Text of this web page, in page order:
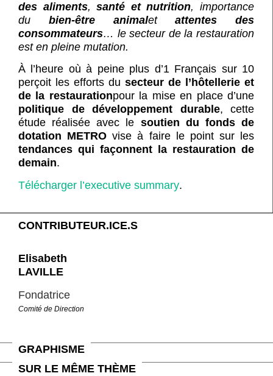
des aliments,santé et nutrition, importance
du bien-être animaletattentes des
consommateurs… le secteur de la restauration
est en pleine mutation.
À l’heure où à peine plus d’1 Français sur 10
perçoit les efforts du secteur de l’hôtellerie et
de la restaurationpour la mise en place d’une
politique de développement durable, cette
étude réalisée avec le soutien du fonds de
dotation METRO vise à faire le point sur les
tendances qui façonnent la restauration de
demain.
Télécharger l’executive summary.
CONTRIBUTEUR.ICE.S
Elisabeth
LAVILLE
Fondatrice
Comité de Direction
GRAPHISME
SUR LE MÊME THÈME